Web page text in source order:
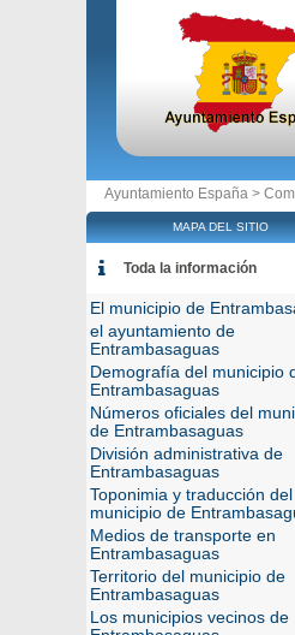
Ayuntamiento España >
MAPA DEL SITIO
Toda la información
El municipio de
el ayuntamiento de
Entrambasaguas
Demografía del municipio
Entrambasaguas
Números oficiales del
de Entrambasaguas
División administrativa de
Entrambasaguas
Toponimia y traducción del
municipio de
Medios de transporte en
Entrambasaguas
Territorio del municipio de
Entrambasaguas
Los municipios vecinos de